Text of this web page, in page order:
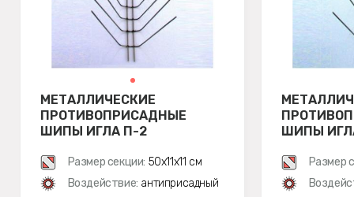
МЕТАЛЛИЧЕСКИЕ
ПРОТИВОПРИСАДНЫЕ
ШИПЫ ИГЛА П-2
Размер секции: 50х11х11 см
Воздействие: антиприсадный
ШИПЫ
Размер